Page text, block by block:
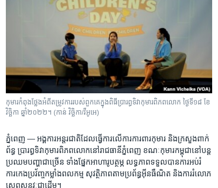
និង​
ទៅ​
កាន់​
ទំព័រ​
រក
Khmer English
បណ្តាញ​សង្គម
កុមារ​កំពុង​ថ្លែង​អំពី​តម្រូវ​កា​ររបស់​ពួកគេ​​ក្នុង​​ពិធី​ប្រារព្ធ​ទិវា​កុមារ​ពិភពលោក ថ្ងៃទី​១៨ ខែ​
វិច្ឆិកា ឆ្នាំ​២០២២។ (កាន់ វិច្ឆិកា/វីអូអេ)
ភ្នំពេញ — អង្គការ​អន្តរជាតិ​ដែល​ធ្វើការ​លើ​ការ​ការពារ​កុមារ​ និង​ក្រសួង​ពាក់
ព័ន្ធ​ ប្រារព្ធ​ទិវា​កុមារ​ពិភពលោក​នៅ​រាជធានីភ្នំពេញ​ ខណៈ​កុមារ​កម្ពុជា​នៅ​បន្ត
ប្រឈម​បញ្ហា​ជាច្រើន​ ទាំង​ផ្នែក​អាហារូបត្ថម្ភ លទ្ធភាព​ទទួល​បាន​ការអប់រំ​ ​
ការ​កេងប្រវ័ញ្ច​កម្លាំង​ពលកម្ម សុវត្ថិភាពតាម​ប្រព័ន្ធ​អ៊ីនធឺណិត និង​ការ​រំលោភ​
សេព​សន្ថវៈ​ជាដើម។​